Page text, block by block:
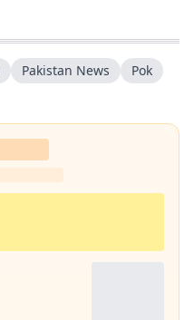
Pakistan News
Pok